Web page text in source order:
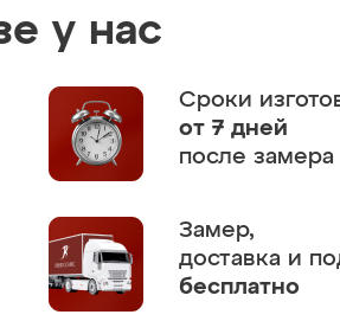
у нас
Сроки
от 7 дней
после замера
Замер,
доставка и
бесплатно